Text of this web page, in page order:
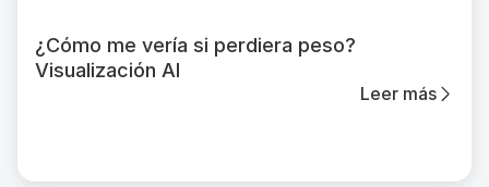
¿Cómo me vería si perdiera peso?
Visualización AI
Leer más